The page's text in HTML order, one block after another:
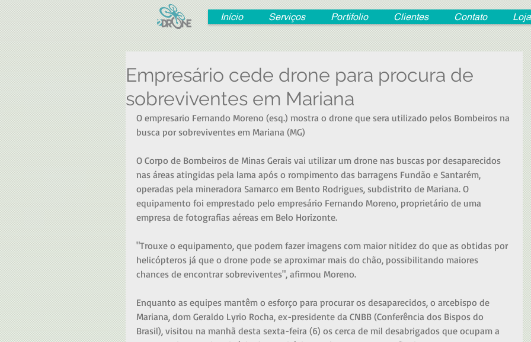
Início Serviços Portifolio Clientes Contato Loja
Empresário cede drone para procura de
sobreviventes em Mariana
O empresario Fernando Moreno (esq.) mostra o drone que sera utilizado pelos Bombeiros na
busca por sobreviventes em Mariana (MG)
O Corpo de Bombeiros de Minas Gerais vai utilizar um drone nas buscas por desaparecidos
nas áreas atingidas pela lama após o rompimento das barragens Fundão e Santarém,
operadas pela mineradora Samarco em Bento Rodrigues, subdistrito de Mariana. O
equipamento foi emprestado pelo empresário Fernando Moreno, proprietário de uma
empresa de fotografias aéreas em Belo Horizonte.
"Trouxe o equipamento, que podem fazer imagens com maior nitidez do que as obtidas por
helicópteros já que o drone pode se aproximar mais do chão, possibilitando maiores
chances de encontrar sobreviventes", afirmou Moreno.
Enquanto as equipes mantêm o esforço para procurar os desaparecidos, o arcebispo de
Mariana, dom Geraldo Lyrio Rocha, ex-presidente da CNBB (Conferência dos Bispos do
Brasil), visitou na manhã desta sexta-feira (6) os cerca de mil desabrigados que ocupam a